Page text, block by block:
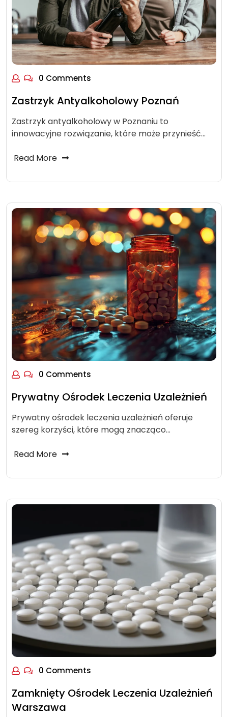
0 Comments
Zastrzyk Antyalkoholowy Poznań
Zastrzyk antyalkoholowy w Poznaniu to
innowacyjne rozwiązanie, które może przynieść…
Read More
0 Comments
Prywatny Ośrodek Leczenia Uzależnień
Prywatny ośrodek leczenia uzależnień oferuje
szereg korzyści, które mogą znacząco…
Read More
0 Comments
Zamknięty Ośrodek Leczenia Uzależnień
Warszawa